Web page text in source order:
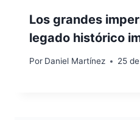
Los grandes
legado histórico
Por Daniel Martínez 25